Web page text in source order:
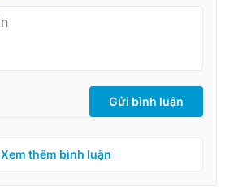
Gửi bình luận
Xem thêm bình luận